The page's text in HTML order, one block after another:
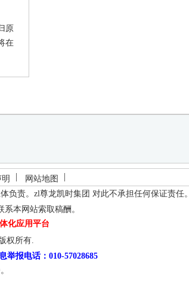
原
在
网站地图
负责。 zl尊龙凯时集团 对此不承担任何保证责任。
本网站索取稿酬。
化应用平台
权所有.
举报电话：010-57028685